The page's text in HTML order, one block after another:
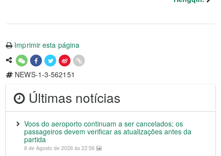
Imprimir esta página
NEWS-1-3-562151
Últimas notícias
Voos do aeroporto continuam a ser cancelados; os
passageiros devem verificar as atualizações antes da
partida
8 de Agosto de 2026 às 22:56